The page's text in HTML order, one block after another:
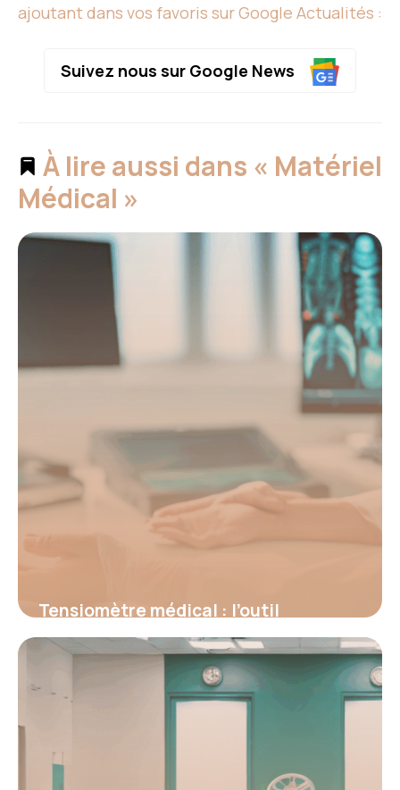
ajoutant dans vos favoris sur Google Actualités :
Suivez nous sur Google News
À lire aussi dans « Matériel
Médical »
Tensiomètre médical : l’outil
incontournable pour surveiller la
pression artérielle
16 juin 2026